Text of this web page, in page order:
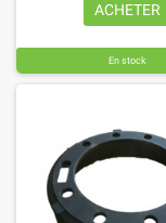
ACHETER
En stock